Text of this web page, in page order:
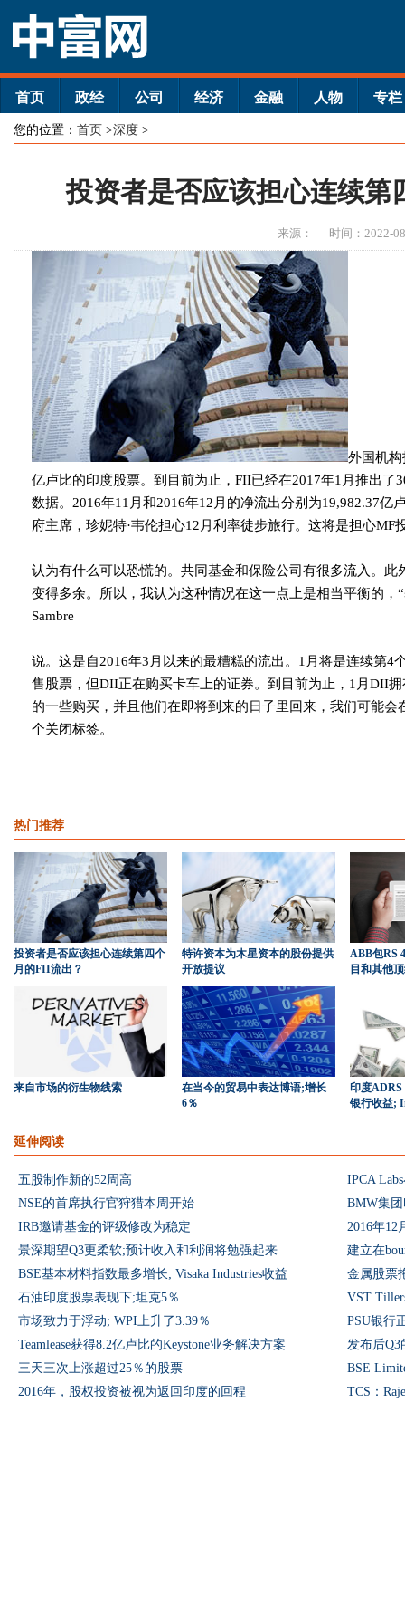
首页 政经 公司 经济 金融 人物 专栏
您的位置： 首页 >深度 >
投资者是否应该担心连续
来源： 时间：2022-
外国机构
亿卢比的印度股票。到目前为止，FII已经在2017年1月推出了
数据。2016年11月和2016年12月的净流出分别为19,982.37亿
府主席，珍妮特·韦伦担心12月利率徒步旅行。这将是担心MF
认为有什么可以恐慌的。共同基金和保险公司有很多流入。
变得多余。所以，我认为这种情况在这一点上是相当平衡的，
Sambre
说。这是自2016年3月以来的最糟糕的流出。1月将是连续第4
售股票，但DII正在购买卡车上的证券。到目前为止，1月DII
的一些购买，并且他们在即将到来的日子里回来，我们可能
个关闭标签。
热门推荐
投资者是否应该担心连续第四个
月的FII流出？
特许资本为木星资本的股份提供
开放提议
ABB包RS
目和其他
来自市场的衍生物线索
在当今的贸易中表达博语;增长
6％
印度
银行收益;
延伸阅读
五股制作新的52周高
IPCA
NSE的首席执行官狩猎本周开始
BMW集
IRB邀请基金的评级修改为稳定
景深期望Q3更柔软;预计收入和利润将勉强起来
建立在
BSE基本材料指数最多增长; Visaka Industries收益
金属股票
石油印度股票表现下;坦克5％
VST
市场致力于浮动; WPI上升了3.39％
PSU银行
Teamlease获得8.2亿卢比的Keystone业务解决方案
发布后Q3
三天三次上涨超过25％的股票
BSE
2016年，股权投资被视为返回印度的回程